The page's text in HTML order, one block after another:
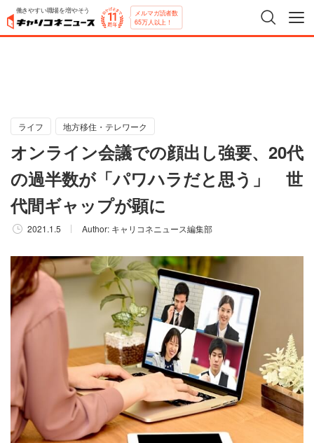
働きやすい職場を増やそう メルマガ読者数
65万人以上！
ライフ 地方移住・テレワーク
オンライン会議での顔出し強要、20代
の過半数が「パワハラだと思う」 世
代間ギャップが顕に
2021.1.5 Author: キャリコネニュース編集部